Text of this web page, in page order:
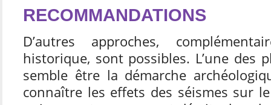
RECOMMANDATIONS
D’autres approches,
historique, sont possibles. L’une des
semble être la démarche
connaître les effets des séismes sur